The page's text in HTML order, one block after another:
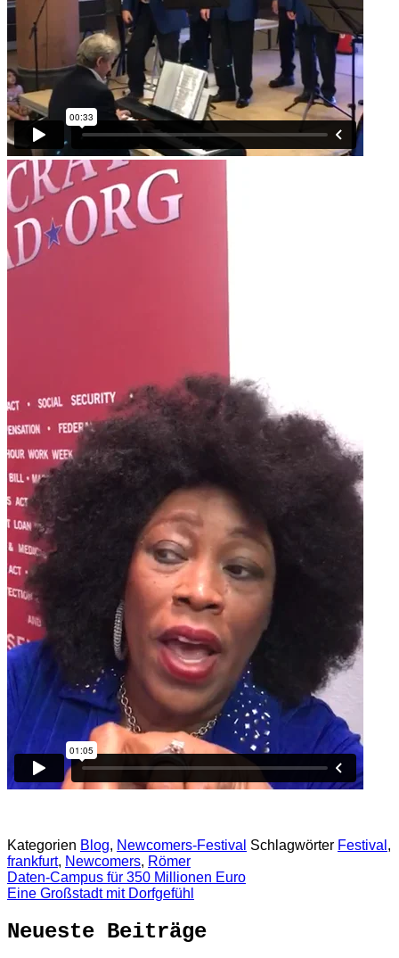
Kategorien Blog, Newcomers-Festival Schlagwörter Festival ,
frankfurt, Newcomers, Römer
Daten-Campus für 350 Millionen Euro
Eine Großstadt mit Dorfgefühl
Neueste Beiträge